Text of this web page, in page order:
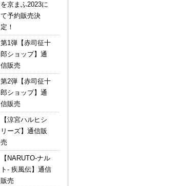
を京まふ2023に
て予約販売決
定！
第1弾【赤司征十
郎ショップ】通
信販売
第2弾【赤司征十
郎ショップ】通
信販売
【涼宮ハルヒシ
リーズ】通信販
売
【NARUTO-ナル
ト- 疾風伝】通信
販売